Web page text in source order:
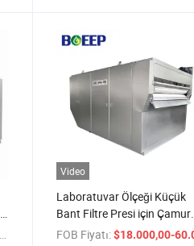
/ Parça
Video
Laboratuvar Ölçeği Küçük
Bant Filtre Presi için Çamur
Sıkıştırma
FOB Fiyatı: $18.000,00-